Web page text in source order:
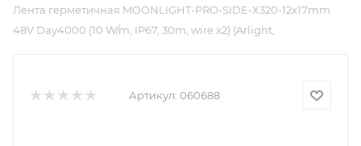
Лента герметичная MOONLIGHT-PRO-SIDE-X320-12x17mm
48V Day4000 (10 W/m, IP67, 30m, wire x2) (Arlight,
Артикул: 060688